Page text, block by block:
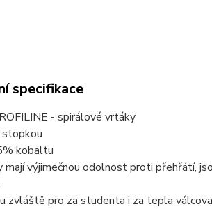
specifikace
- spirálové vrtáky
kobaltu
výjimečnou odolnost proti přehřátí,
zvláště pro za studenta i za tepla